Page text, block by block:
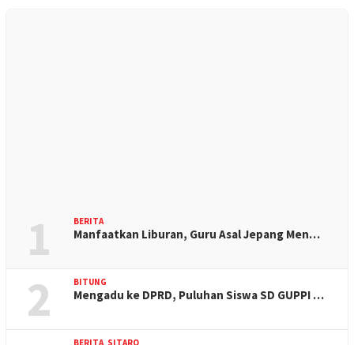
1 BERITA
Manfaatkan Liburan, Guru Asal Jepang Men…
2 BITUNG
Mengadu ke DPRD, Puluhan Siswa SD GUPPI …
BERITA SITARO